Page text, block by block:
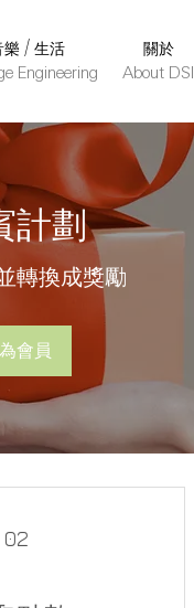
樂 / 生活
Engineering
關於
About DSI
計劃
轉換成獎勵
會員
02